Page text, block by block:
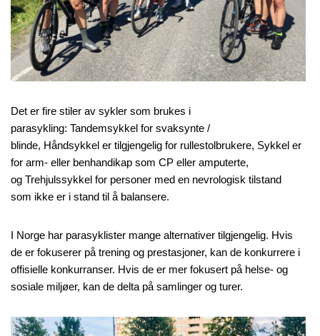
Det er fire stiler av sykler som brukes i
parasykling: Tandemsykkel for svaksynte /
blinde, Håndsykkel er tilgjengelig for rullestolbrukere, Sykkel er
for arm- eller benhandikap som CP eller amputerte,
og Trehjulssykkel for personer med en nevrologisk tilstand
som ikke er i stand til å balansere.
I Norge har parasyklister mange alternativer tilgjengelig. Hvis
de er fokuserer på trening og prestasjoner, kan de konkurrere i
offisielle konkurranser. Hvis de er mer fokusert på helse- og
sosiale miljøer, kan de delta på samlinger og turer.